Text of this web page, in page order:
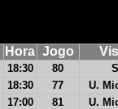
Hora Jogo
18:30 80
18:30 77
U.
17:00 81
U.